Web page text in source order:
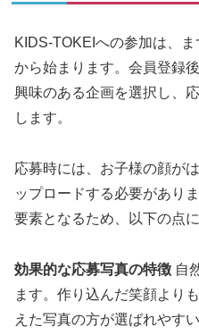
KIDS-TOKEIへの参加は、
から始まります。会員登録
興味のある企画を選択し、
します。
応募時には、お子様の顔が
ップロードする必要があり
要素となるため、以下の点
効果的な応募写真の特徴 自
ます。作り込んだ笑顔より
えた写真の方が選ばれやす